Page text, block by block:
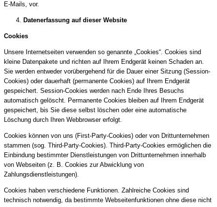
E-Mails, vor.
Datenerfassung auf dieser Website
Cookies
Unsere Internetseiten verwenden so genannte „Cookies“. Cookies sind
kleine Datenpakete und richten auf Ihrem Endgerät keinen Schaden an.
Sie werden entweder vorübergehend für die Dauer einer Sitzung (Session-
Cookies) oder dauerhaft (permanente Cookies) auf Ihrem Endgerät
gespeichert. Session-Cookies werden nach Ende Ihres Besuchs
automatisch gelöscht. Permanente Cookies bleiben auf Ihrem Endgerät
gespeichert, bis Sie diese selbst löschen oder eine automatische
Löschung durch Ihren Webbrowser erfolgt.
Cookies können von uns (First-Party-Cookies) oder von Drittunternehmen
stammen (sog. Third-Party-Cookies). Third-Party-Cookies ermöglichen die
Einbindung bestimmter Dienstleistungen von Drittunternehmen innerhalb
von Webseiten (z. B. Cookies zur Abwicklung von
Zahlungsdienstleistungen).
Cookies haben verschiedene Funktionen. Zahlreiche Cookies sind
technisch notwendig, da bestimmte Webseitenfunktionen ohne diese nicht